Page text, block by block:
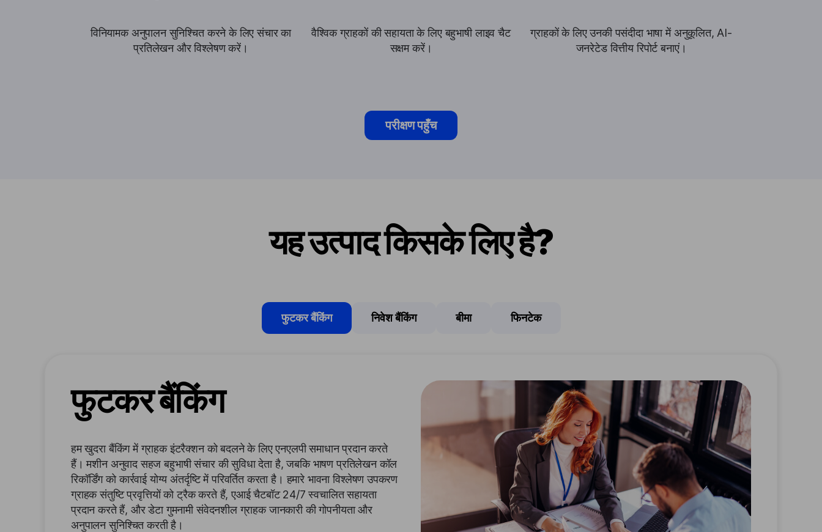
विनियामक अनुपालन सुनिश्चित करने के लिए संचार का
प्रतिलेखन और विश्लेषण करें।
वैश्विक ग्राहकों की सहायता के लिए बहुभाषी लाइव चैट
सक्षम करें।
ग्राहकों के लिए उनकी पसंदीदा भाषा में अनुकूलित, AI-
जनरेटेड वित्तीय रिपोर्ट बनाएं।
परीक्षण पहुँच
यह उत्पाद किसके लिए है?
फुटकर बैंकिंग निवेश बैंकिंग बीमा फिनटेक
फुटकर बैंकिंग
हम खुदरा बैंकिंग में ग्राहक इंटरैक्शन को बदलने के लिए एनएलपी समाधान प्रदान करते
हैं। मशीन अनुवाद सहज बहुभाषी संचार की सुविधा देता है, जबकि भाषण प्रतिलेखन कॉल
रिकॉर्डिंग को कार्रवाई योग्य अंतर्दृष्टि में परिवर्तित करता है। हमारे भावना विश्लेषण उपकरण
ग्राहक संतुष्टि प्रवृत्तियों को ट्रैक करते हैं, एआई चैटबॉट 24/7 स्वचालित सहायता
प्रदान करते हैं, और डेटा गुमनामी संवेदनशील ग्राहक जानकारी की गोपनीयता और
अनुपालन सुनिश्चित करती है।